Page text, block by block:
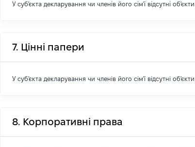
У суб'єкта декларування чи членів його сім'ї відсутні
7. Цінні папери
У суб'єкта декларування чи членів його сім'ї відсутні
8. Корпоративні права